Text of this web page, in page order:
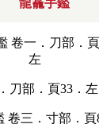
龍龕手鑑
刀部．頁33．左